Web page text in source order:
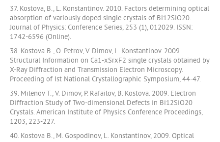
37. Kostova, B., L. Konstantinov. 2010. Factors determining optical
absorption of variously doped single crystals of Bi12SiO20.
Journal of Physics: Conference Series, 253 (1), 012029. ISSN:
1742-6596 (Online).
38. Kostova B., O. Petrov, V. Dimov, L. Konstantinov. 2009.
Structural Information on Ca1-xSrxF2 single crystals obtained by
X-Ray Diffraction and Transmission Electron Microscopy.
Proceeding of Ist National Crystallographic Symposium, 44-47.
39. Milenov T., V. Dimov, P. Rafailov, B. Kostova. 2009. Electron
Diffraction Study of Two-dimensional Defects in Bi12SiO20
Crystals. American Institute of Physics Conference Proceedings,
1203, 223-227.
40. Kostova B., M. Gospodinov, L. Konstantinov, 2009. Optical